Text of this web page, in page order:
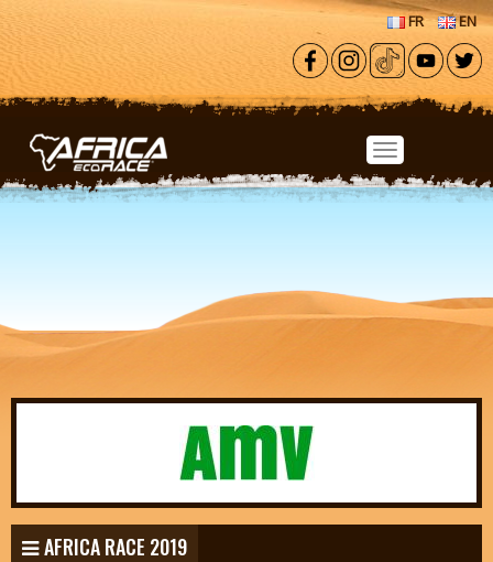
Aller au contenu principal
FR EN
AFRICA RACE 2019